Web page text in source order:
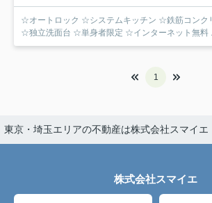
☆オートロック ☆システムキッチン ☆鉄筋コンク
☆独立洗面台 ☆単身者限定 ☆インターネット無料
1
東京・埼玉エリアの不動産は株式会社スマイエ
株式会社スマイエ